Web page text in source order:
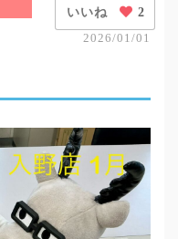
いいね 2
2026/01/01